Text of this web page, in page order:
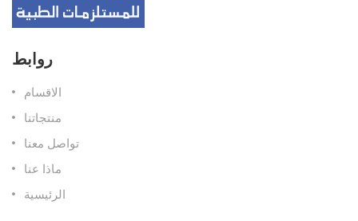
روابط
الاقسام
منتجاتنا
تواصل معنا
ماذا عنا
الرئيسية